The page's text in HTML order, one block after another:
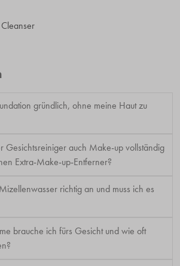
gründlich, ohne meine Haut zu
Gesichtsreiniger auch Make-up vollständig
Extra-Make-up-Entferner?
richtig an und muss ich es
brauche ich fürs Gesicht und wie oft